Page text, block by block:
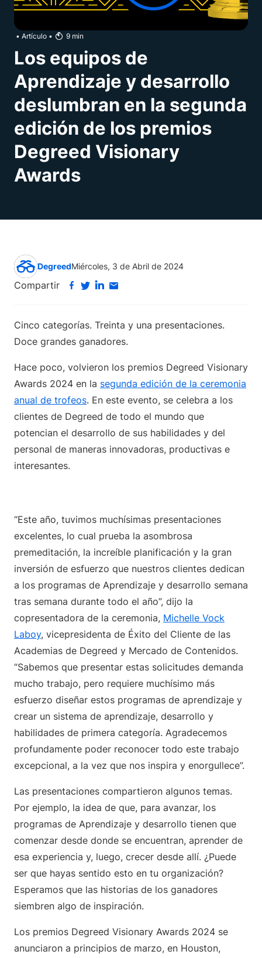
• Artículo • 9 min
Los equipos de
Aprendizaje y desarrollo
deslumbran en la segunda
edición de los premios
Degreed Visionary
Awards
DegreedMiércoles, 3 de Abril de 2024
Compartir
Cinco categorías. Treinta y una presentaciones.
Doce grandes ganadores.
Hace poco, volvieron los premios Degreed Visionary
Awards 2024 en la segunda edición de la ceremonia
anual de trofeos. En este evento, se celebra a los
clientes de Degreed de todo el mundo que
potencian el desarrollo de sus habilidades y del
personal de maneras innovadoras, productivas e
interesantes.
“Este año, tuvimos muchísimas presentaciones
excelentes, lo cual prueba la asombrosa
premeditación, la increíble planificación y la gran
inversión de esfuerzo que nuestros clientes dedican
a los programas de Aprendizaje y desarrollo semana
tras semana durante todo el año”, dijo la
copresentadora de la ceremonia, Michelle Vock
Laboy, vicepresidenta de Éxito del Cliente de las
Academias de Degreed y Mercado de Contenidos.
“Sabemos que presentar estas solicitudes demanda
mucho trabajo, pero requiere muchísimo más
esfuerzo diseñar estos programas de aprendizaje y
crear un sistema de aprendizaje, desarrollo y
habilidades de primera categoría. Agradecemos
profundamente poder reconocer todo este trabajo
excepcional, a la vez que nos inspira y enorgullece”.
Las presentaciones compartieron algunos temas.
Por ejemplo, la idea de que, para avanzar, los
programas de Aprendizaje y desarrollo tienen que
comenzar desde donde se encuentran, aprender de
esa experiencia y, luego, crecer desde allí. ¿Puede
ser que hayas sentido esto en tu organización?
Esperamos que las historias de los ganadores
siembren algo de inspiración.
Los premios Degreed Visionary Awards 2024 se
anunciaron a principios de marzo, en Houston,